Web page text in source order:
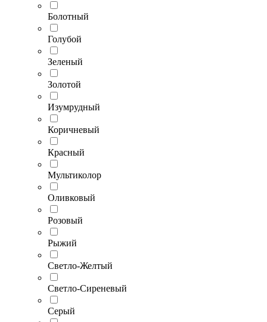
Болотный
Голубой
Зеленый
Золотой
Изумрудный
Коричневый
Красный
Мультиколор
Оливковый
Розовый
Рыжий
Светло-Желтый
Светло-Сиреневый
Серый